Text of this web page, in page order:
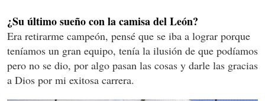
¿Su último sueño con la camisa del León?
Era retirarme campeón, pensé que se iba a lograr porque
teníamos un gran equipo, tenía la ilusión de que podíamos
pero no se dio, por algo pasan las cosas y darle las gracias
a Dios por mi exitosa carrera.